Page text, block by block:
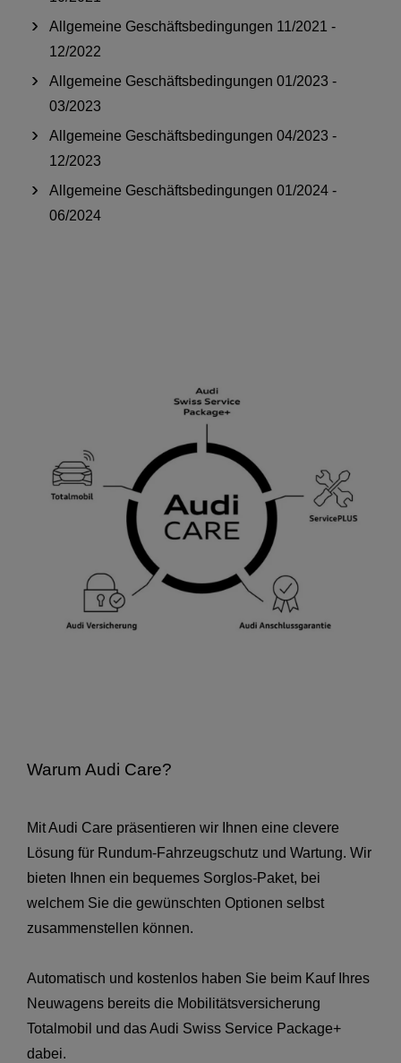
Allgemeine Geschäftsbedingungen 11/2021 -
12/2022
Allgemeine Geschäftsbedingungen 01/2023 -
03/2023
Allgemeine Geschäftsbedingungen 04/2023 -
12/2023
Allgemeine Geschäftsbedingungen 01/2024 -
06/2024
Warum Audi Care?
Mit Audi Care präsentieren wir Ihnen eine clevere
Lösung für Rundum-Fahrzeugschutz und Wartung. Wir
bieten Ihnen ein bequemes Sorglos-Paket, bei
welchem Sie die gewünschten Optionen selbst
zusammenstellen können.
Automatisch und kostenlos haben Sie beim Kauf Ihres
Neuwagens bereits die Mobilitätsversicherung
Totalmobil und das Audi Swiss Service Package+
dabei.